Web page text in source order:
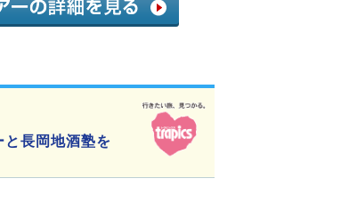
と長岡地酒塾を